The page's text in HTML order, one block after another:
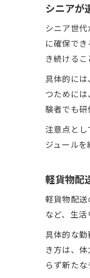
シニアが
シニア世
に確保で
き続けるこ
具体的に
つために
験者でも研
注意点と
ジュール
軽貨物配
軽貨物配
など、生
具体的な
き方は、
らず新た